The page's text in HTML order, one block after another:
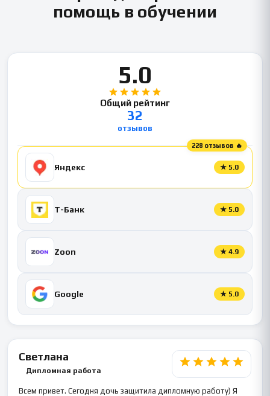
помощь в обучении
5.0
Общий рейтинг
32
отзывов
228 отзывов 🔥
Яндекс ★ 5.0
Т-Банк ★ 5.0
Zoon ★ 4.9
Google ★ 5.0
Светлана
Дипломная работа
Всем привет. Сегодня дочь защитила дипломную работу) Я